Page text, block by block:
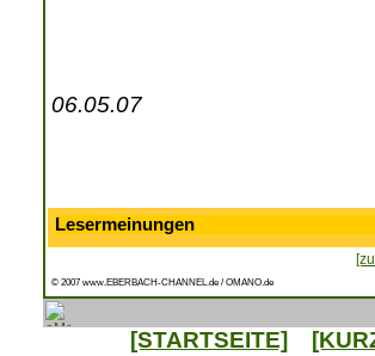
06.05.07
Lesermeinungen
© 2007 www.EBERBACH-CHANNEL.de / OMANO.de
[STARTSEITE]